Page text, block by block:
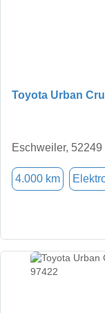
Toyota Urban
Eschweiler, 52249
4.000 km